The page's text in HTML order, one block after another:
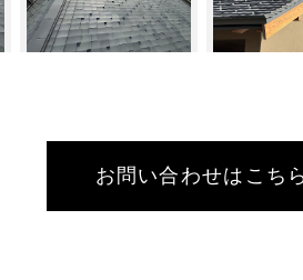
お問い合わせはこち